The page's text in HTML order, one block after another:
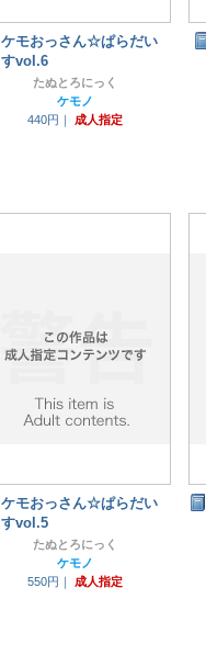
ケモおっさん☆ぱらだい
すvol.6
たぬとろにっく
ケモノ
440円｜
成人指定
ケモおっさん☆ぱらだい
すvol.5
たぬとろにっく
ケモノ
550円｜
成人指定